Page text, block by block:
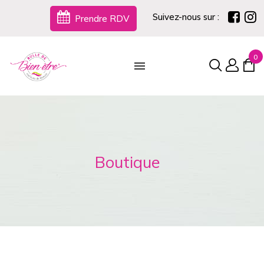
Prendre RDV Suivez-nous sur :
0
Boutique